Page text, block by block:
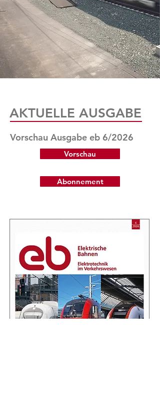
AKTUELLE AUSGABE
Vorschau Ausgabe eb 6/2026
Vorschau
Abonnement